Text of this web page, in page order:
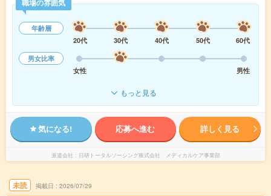
職場の雰囲気
年齢層
20代
30代 40代 50代
60代
男女比率
女性
男性
もっと見る
気になる! 応募へ進む 詳しく見る
派遣会社 日研トータルソーシング株式会社 メディカルケア事業部
未読 掲載日 2026/07/29